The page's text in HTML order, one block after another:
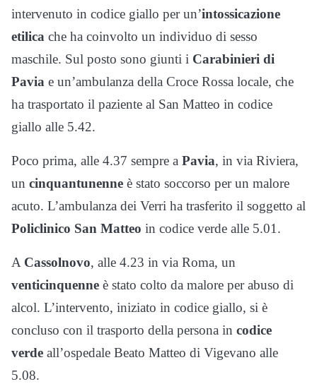
intervenuto in codice giallo per un’intossicazione
etilica che ha coinvolto un individuo di sesso
maschile. Sul posto sono giunti i Carabinieri di
Pavia e un’ambulanza della Croce Rossa locale, che
ha trasportato il paziente al San Matteo in codice
giallo alle 5.42.
Poco prima, alle 4.37 sempre a Pavia, in via Riviera,
un cinquantunenne è stato soccorso per un malore
acuto. L’ambulanza dei Verri ha trasferito il soggetto al
Policlinico San Matteo in codice verde alle 5.01.
A Cassolnovo, alle 4.23 in via Roma, un
venticinquenne è stato colto da malore per abuso di
alcol. L’intervento, iniziato in codice giallo, si è
concluso con il trasporto della persona in codice
verde all’ospedale Beato Matteo di Vigevano alle
5.08.